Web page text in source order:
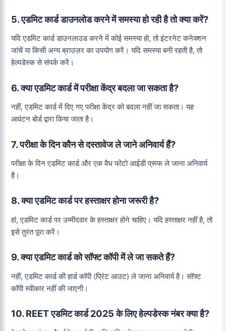
5. एडमिट कार्ड डाउनलोड करने में समस्या हो रही है तो क्या करें?
यदि एडमिट कार्ड डाउनलाउड करने में कोई समस्या हो, तो इंटरनेट कनेक्शन
जांचें या किसी अन्य ब्राउज़र का उपयोग करें। यदि समस्या बनी रहती है, तो
हेल्पडेस्क से संपर्क करें।
6. क्या एडमिट कार्ड में परीक्षा केंद्र बदला जा सकता है?
नहीं, एडमिट कार्ड में दिए गए परीक्षा केंद्र को बदला नहीं जा सकता। यह
आवंटन बोर्ड द्वारा किया जाता है।
7. परीक्षा के दिन कौन से दस्तावेज ले जाने अनिवार्य हैं?
परीक्षा के दिन एडमिट कार्ड और एक वैध फोटो आईडी प्रूफ ले जाना अनिवार्य
है।
8. क्या एडमिट कार्ड पर हस्ताक्षर होना जरूरी है?
हां, एडमिट कार्ड पर उम्मीदवार के हस्ताक्षर होने चाहिए। यदि हस्ताक्षर नहीं है, तो
इसे तुरंत पूरा करें।
9. क्या एडमिट कार्ड को सॉफ्ट कॉपी में ले जा सकते हैं?
नहीं, एडमिट कार्ड की हार्ड कॉपी (प्रिंट आउट) ले जाना अनिवार्य है। सॉफ्ट
कॉपी स्वीकार नहीं की जाएगी।
10. REET एडमिट कार्ड 2025 के लिए हेल्पडेस्क नंबर क्या है?